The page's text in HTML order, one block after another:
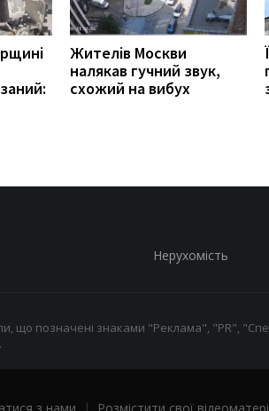
Жителів Москви
налякав гучний звук,
схожий на вибух
Нерухомість
що позначені знаками "Реклама", "PR",